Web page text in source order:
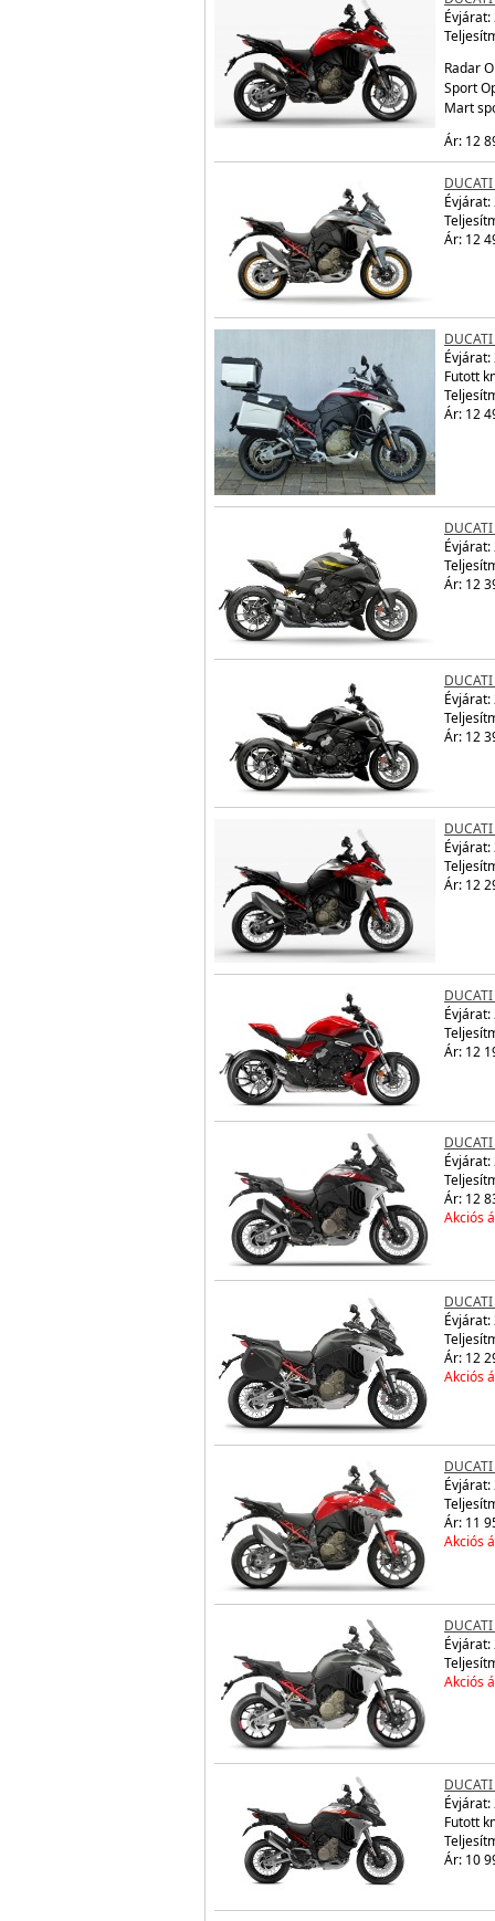
Évjárat:
Radar
Sport
Mart
Ár: 12
Évjárat:
Ár: 12
Évjárat:
Futott
Ár: 12
Évjárat:
Ár: 12
Évjárat:
Ár: 12
Évjárat:
Ár: 12
Évjárat:
Ár: 12
Évjárat:
Ár: 12
Akciós
Évjárat:
Ár: 12
Akciós
Évjárat:
Ár: 11
Akciós
Évjárat:
Akciós
Évjárat:
Futott
Ár: 10